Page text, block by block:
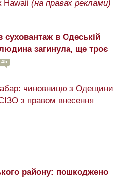
Hawaii (на правах реклами)
суховантаж в Одеській
загинула, ще троє
45
чиновницю з Одещини
з правом внесення
району: пошкоджено